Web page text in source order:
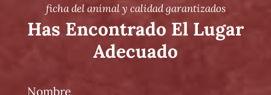
ficha del animal y calidad garantizados
Has Encontrado El Lugar
Adecuado